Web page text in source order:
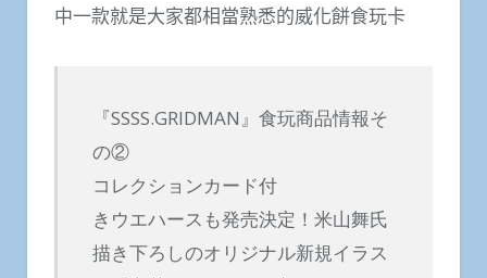
中一款就是大家都相當熟悉的威化餅食玩卡
『SSSS.GRIDMAN』食玩商品情報そ
の②
コレクションカード付
きウエハースも発売決定！米山舞氏
描き下ろしのオリジナル新規イラス